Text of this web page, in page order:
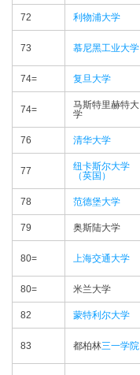
72 利物浦大学
73 慕尼黑工业大学
74= 复旦大学
74=
马斯特里赫特大
学
76 清华大学
77
纽卡斯尔大学
（英国）
78 范德堡大学
79 奥斯陆大学
80= 上海交通大学
80= 米兰大学
82 蒙特利尔大学
83 都柏林三一学院